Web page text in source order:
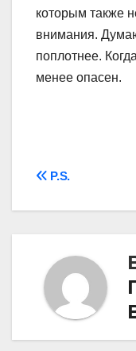
которым также
внимания.
поплотнее.
менее опасен.
записів
P.S.